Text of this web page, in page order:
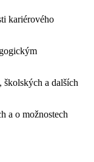
kariérového
a dalších
a o možnostech